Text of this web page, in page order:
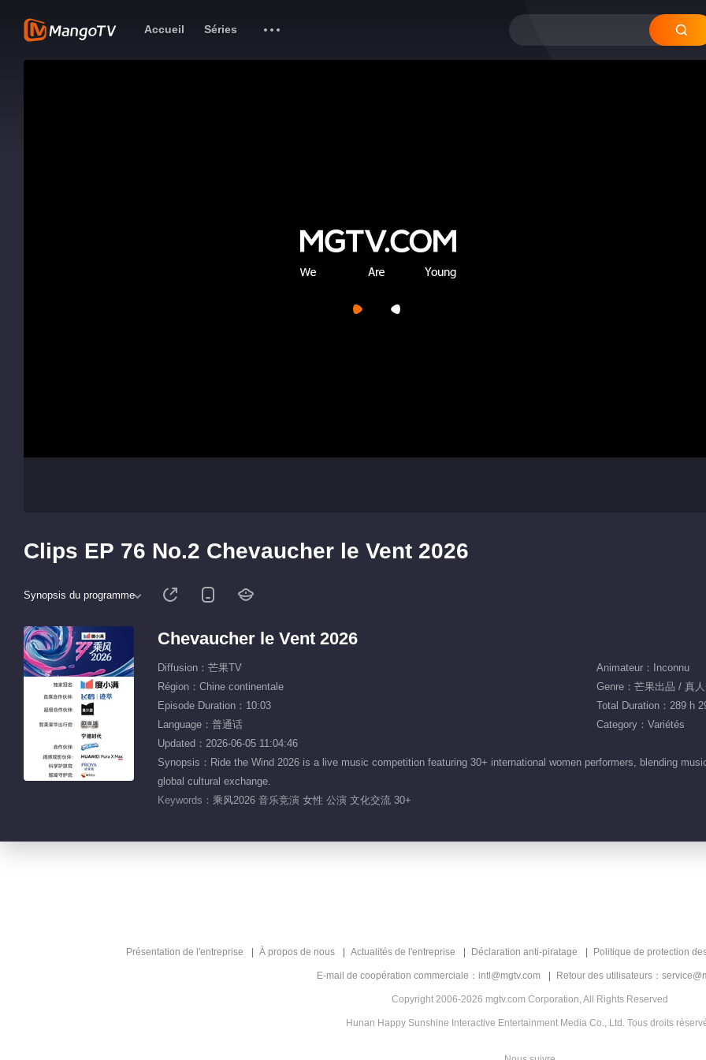
Accueil Séries
Clips EP 76 No.2 Chevaucher le Vent 2026
Synopsis du programme
Chevaucher le Vent 2026
Diffusion：芒果TV
Animateur：Inconnu
Région：Chine continentale
Genre：芒果出品 / 真
Episode Duration：10:03
Total Duration：289 h
Language：普通话
Category：Variétés
Updated：2026-06-05 11:04:46
Synopsis：Ride the Wind 2026 is a live music competition featuring 30+ international women performers, blending
global cultural exchange.
Keywords： 乘风2026 音乐竞演 女性 公演 文化交流 30+
Présentation de l'entreprise À propos de nous Actualités de l'entreprise Déclaration anti-piratage Politique de protection
E-mail de coopération commerciale：intl@mgtv.com Retour des utilisateurs：
Copyright 2006-2026 mgtv.com Corporation, All Rights Reserved
Hunan Happy Sunshine Interactive Entertainment Media Co., Ltd. Tous droits